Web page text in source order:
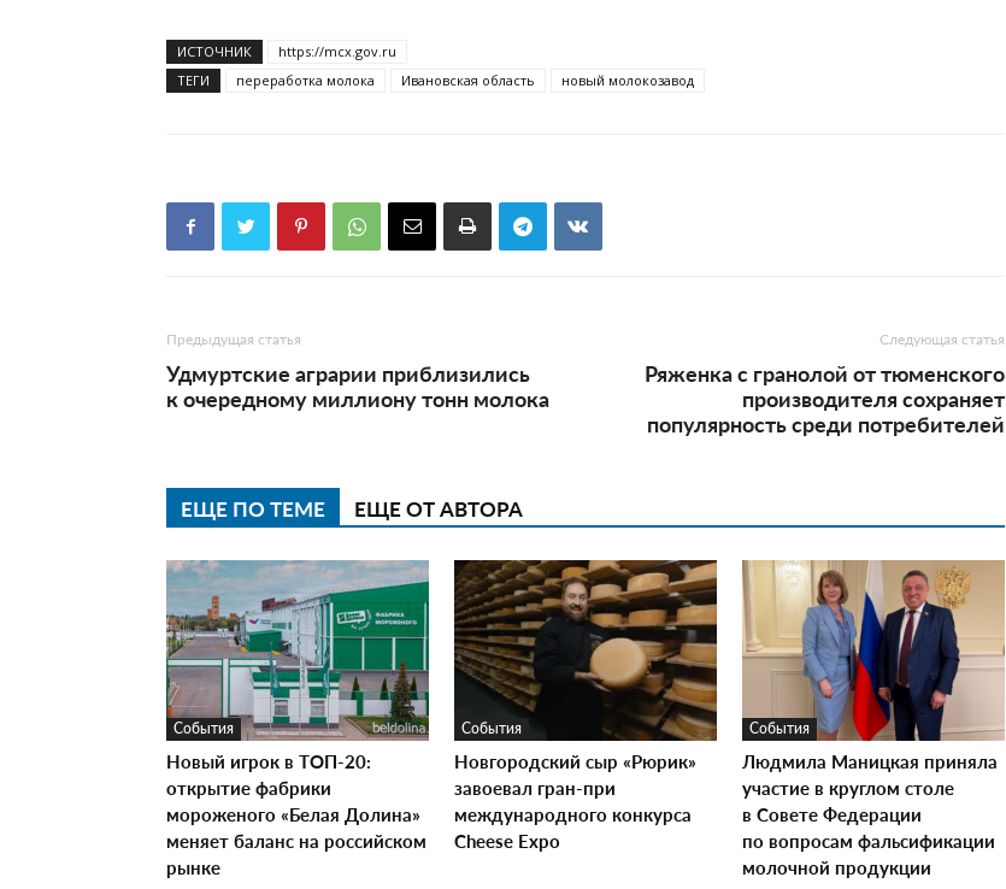
ИСТОЧНИК
https://mcx.gov.ru
ТЕГИ
переработка молока Ивановская область новый молокозавод
Предыдущая статья
Удмуртские аграрии приблизились
к очередному миллиону тонн молока
Следующая статья
Ряженка с гранолой от тюменского
производителя сохраняет
популярность среди потребителей
ЕЩЕ ПО ТЕМЕ ЕЩЕ ОТ АВТОРА
События
Новый игрок в ТОП-20:
открытие фабрики
мороженого «Белая Долина»
меняет баланс на российском
рынке
События
Новгородский сыр «Рюрик»
завоевал гран-при
международного конкурса
Cheese Expo
События
Людмила Маницкая приняла
участие в круглом столе
в Совете Федерации
по вопросам фальсификации
молочной продукции